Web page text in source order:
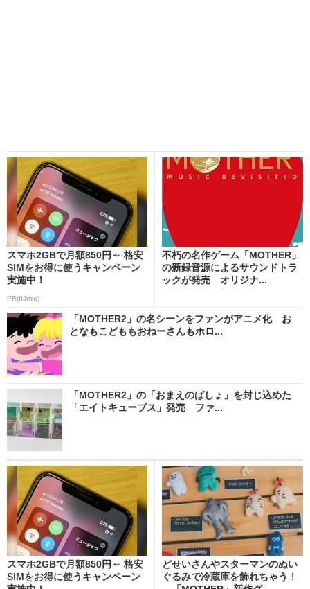
スマホ2GBで月額850円～ 格安
SIMをお得に使うキャンペーン
実施中！
PR(IIJmio)
不朽の名作ゲーム「MOTHER」
の新録音源によるサウンドトラ
ックが発売 オリジナ...
「MOTHER2」の名シーンをファンがアニメ化 お
となもこどももおねーさんもホロ...
「MOTHER2」の「おまえのばしょ」を封じ込めた
「エイトキューブス」発売 ファ...
スマホ2GBで月額850円～ 格安
SIMをお得に使うキャンペーン
どせいさんやスターマンのぬい
ぐるみで冷蔵庫を飾れちゃう！